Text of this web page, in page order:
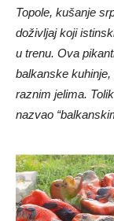
Topole, kušanje
doživljaj koji
u trenu. Ova
balkanske
raznim jelima.
nazvao